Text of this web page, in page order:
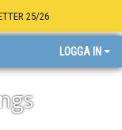
25/26
LOGGA IN